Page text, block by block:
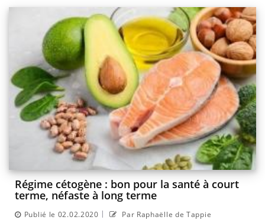
Régime cétogène : bon pour la santé à court
terme, néfaste à long terme
Publié le 02.02.2020 | Par Raphaëlle de Tappie